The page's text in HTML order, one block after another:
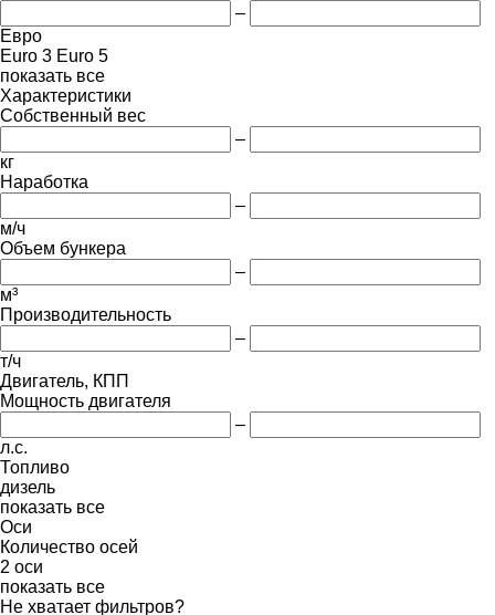
–
Евро
Euro 3 Euro 5
показать все
Характеристики
Собственный вес
–
кг
Наработка
–
м/ч
Объем бункера
–
м³
Производительность
–
т/ч
Двигатель, КПП
Мощность двигателя
–
л.с.
Топливо
дизель
показать все
Оси
Количество осей
2 оси
показать все
Не хватает фильтров?